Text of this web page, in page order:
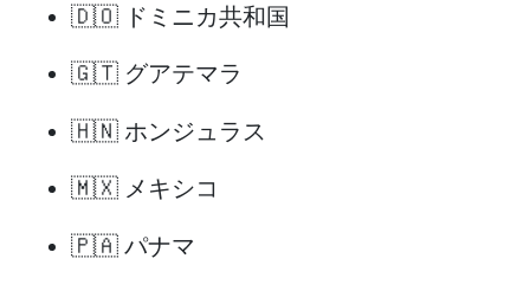
🇩🇴 ドミニカ共和国
🇬🇹 グアテマラ
🇭🇳 ホンジュラス
🇲🇽 メキシコ
🇵🇦 パナマ